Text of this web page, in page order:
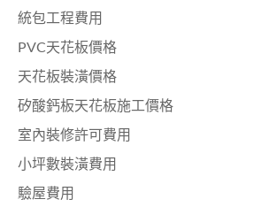
統包工程費用
PVC天花板價格
天花板裝潢價格
矽酸鈣板天花板施工價格
室內裝修許可費用
小坪數裝潢費用
驗屋費用